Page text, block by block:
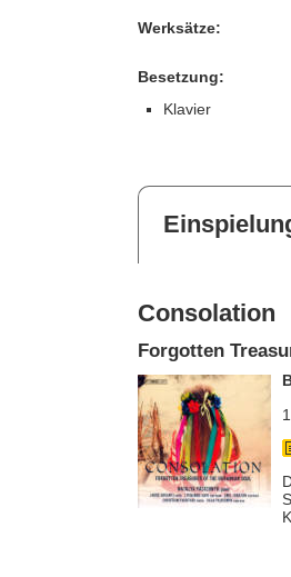
Werksätze:
Besetzung:
Klavier
Consolation
Forgotten